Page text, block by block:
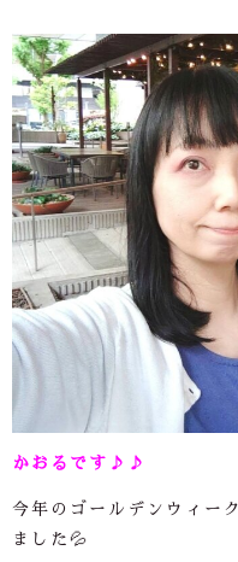
かおるです♪♪
今年のゴールデンウィー
ました💦